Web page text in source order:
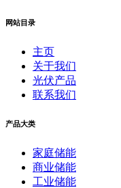
网站目录
主页
关于我们
光伏产品
联系我们
产品大类
家庭储能
商业储能
工业储能